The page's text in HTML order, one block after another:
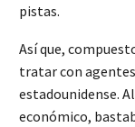
pistas.
Así que,
tratar con
estadounidense.
económico,